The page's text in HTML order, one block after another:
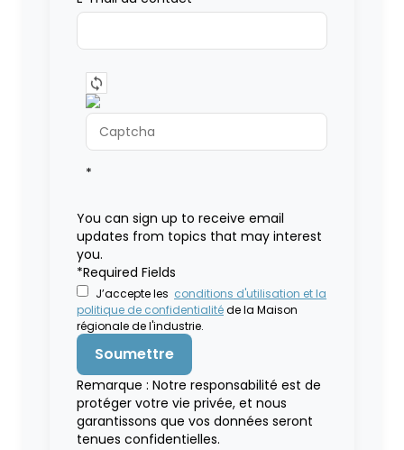
*
You can sign up to receive email
updates from topics that may interest
you.
*Required Fields
J’accepte les conditions d'utilisation et la
politique de confidentialitéde la Maison
régionale de l'industrie.
Remarque : Notre responsabilité est de
protéger votre vie privée, et nous
garantissons que vos données seront
tenues confidentielles.